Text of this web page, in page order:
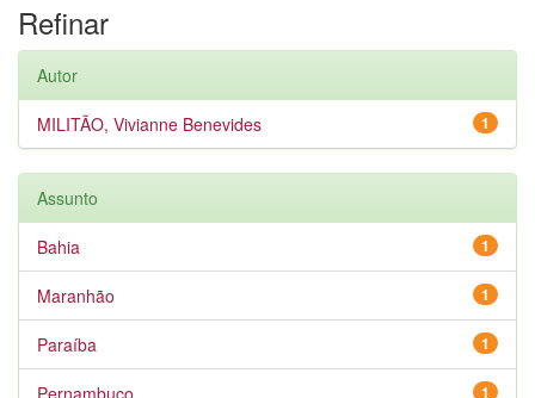
Refinar
Autor
1
MILITÃO, Vivianne Benevides
Assunto
1
Bahia
1
Maranhão
1
Paraíba
1
Pernambuco